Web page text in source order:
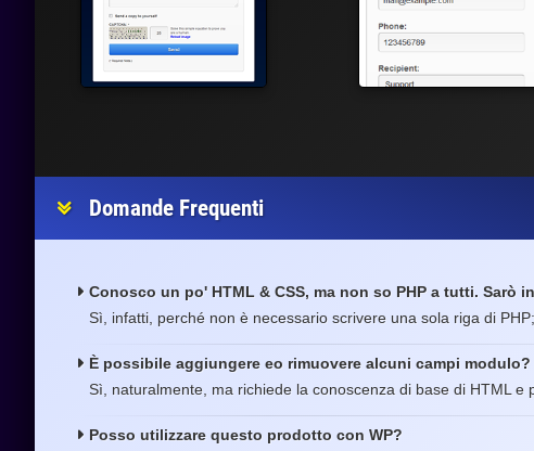
Domande Frequenti
Conosco un po' HTML & CSS, ma non so PHP a tutti.
Sì, infatti, perché non è necessario scrivere una sola riga di
È possibile aggiungere eo rimuovere alcuni campi modulo?
Sì, naturalmente, ma richiede la conoscenza di base di HTML e
Posso utilizzare questo prodotto con WP?